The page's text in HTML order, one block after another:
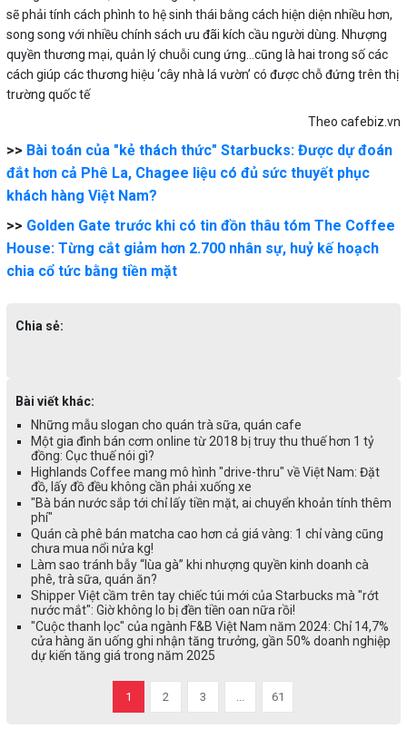
sẽ phải tính cách phình to hệ sinh thái bằng cách hiện diện nhiều hơn,
song song với nhiều chính sách ưu đãi kích cầu người dùng. Nhượng
quyền thương mại, quản lý chuỗi cung ứng…cũng là hai trong số các
cách giúp các thương hiệu ‘cây nhà lá vườn’ có được chỗ đứng trên thị
trường quốc tế
Theo cafebiz.vn
>> Bài toán của "kẻ thách thức" Starbucks: Được dự đoán
đắt hơn cả Phê La, Chagee liệu có đủ sức thuyết phục
khách hàng Việt Nam?
>> Golden Gate trước khi có tin đồn thâu tóm The Coffee
House: Từng cắt giảm hơn 2.700 nhân sự, huỷ kế hoạch
chia cổ tức bằng tiền mặt
Chia sẻ:
Bài viết khác:
Những mẫu slogan cho quán trà sữa, quán cafe
Một gia đình bán cơm online từ 2018 bị truy thu thuế hơn 1 tỷ
đồng: Cục thuế nói gì?
Highlands Coffee mang mô hình "drive-thru" về Việt Nam: Đặt
đồ, lấy đồ đều không cần phải xuống xe
"Bà bán nước sắp tới chỉ lấy tiền mặt, ai chuyển khoản tính thêm
phí"
Quán cà phê bán matcha cao hơn cả giá vàng: 1 chỉ vàng cũng
chưa mua nổi nửa kg!
Làm sao tránh bẫy “lùa gà” khi nhượng quyền kinh doanh cà
phê, trà sữa, quán ăn?
Shipper Việt cầm trên tay chiếc túi mới của Starbucks mà "rớt
nước mắt": Giờ không lo bị đền tiền oan nữa rồi!
"Cuộc thanh lọc" của ngành F&B Việt Nam năm 2024: Chỉ 14,7%
cửa hàng ăn uống ghi nhận tăng trưởng, gần 50% doanh nghiệp
dự kiến tăng giá trong năm 2025
1 2 3 61